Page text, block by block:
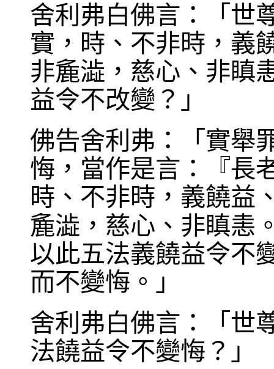
舍利弗白佛言：「世
實，時、不非時，義
非麁澁，慈心、非瞋
益令不改變？」
佛告舍利弗：「實舉
悔，當作是言：『長
時、不非時，義饒益
麁澁，慈心、非瞋恚
以此五法義饒益令不
而不變悔。」
舍利弗白佛言：「世
法饒益令不變悔？」